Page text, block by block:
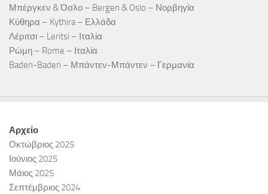
Μπέργκεν & Όσλο – Bergen & Oslo – Νορβηγία
Κύθηρα – Kythira – Ελλάδα
Λέριτσι – Leritsi – Ιταλία
Ρώμη – Rome – Ιταλία
Baden-Baden – Μπάντεν-Μπάντεν – Γερμανία
Αρχείο
Οκτώβριος 2025
Ιούνιος 2025
Μάιος 2025
Σεπτέμβριος 2024